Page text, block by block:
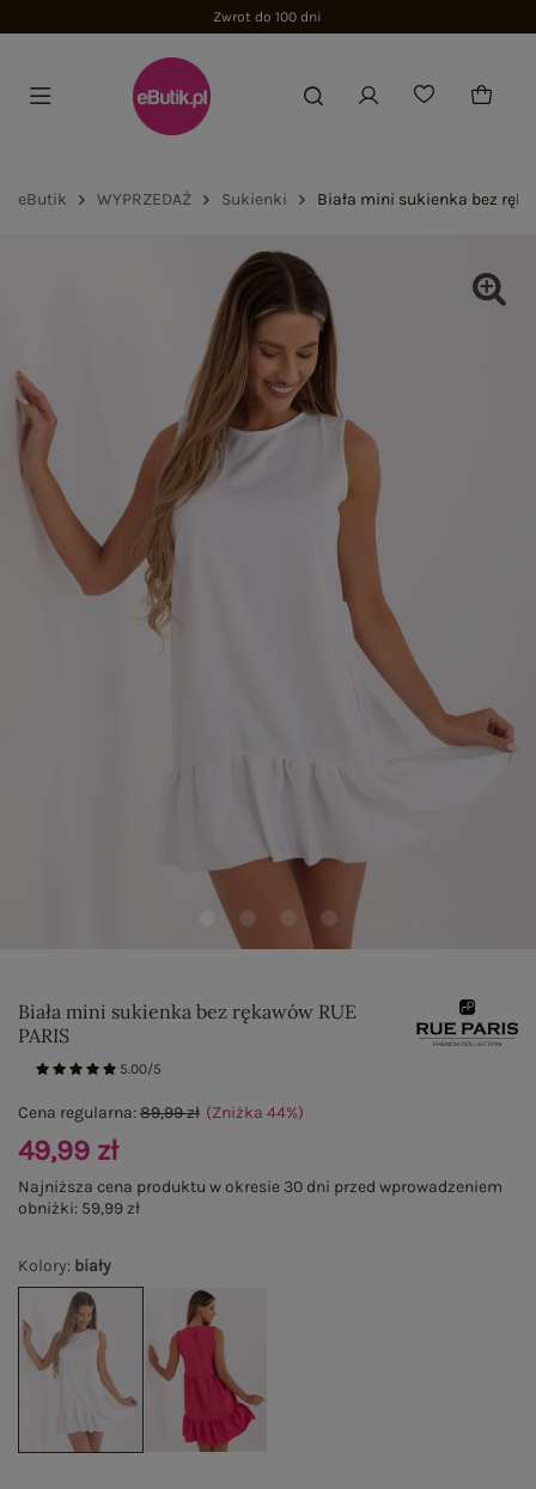
Zwrot do 100 dni
eButik WYPRZEDAŻ Sukienki Biała mini sukienka bez
Biała mini sukienka bez rękawów RUE
PARIS
5.00/5
Kolory: biały
Cena regularna:89,99 zł (Zniżka 44%)
49,99 zł
Najniższa cena produktu w okresie 30 dni przed wprowadzeniem
obniżki: 59,99 zł